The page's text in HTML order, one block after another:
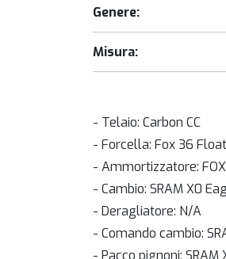
Genere:
Misura:
- Telaio: Carbon CC
- Forcella: Fox 36
- Ammortizzatore:
- Cambio: SRAM X0
- Deragliatore: N/A
- Comando cambio: